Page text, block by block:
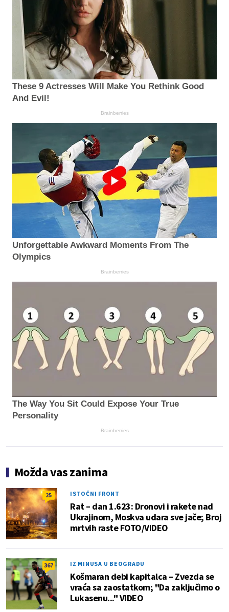
These 9 Actresses Will Make You Rethink Good
And Evil!
Brainberries
Unforgettable Awkward Moments From The
Olympics
Brainberries
The Way You Sit Could Expose Your True
Personality
Brainberries
Možda vas zanima
25 ISTOČNI FRONT
Rat – dan 1.623: Dronovi i rakete nad
Ukrajinom, Moskva udara sve jače; Broj
mrtvih raste FOTO/VIDEO
367 IZ MINUSA U BEOGRADU
Košmaran debi kapitalca – Zvezda se
vraća sa zaostatkom; "Da zaključimo o
Lukasenu..." VIDEO